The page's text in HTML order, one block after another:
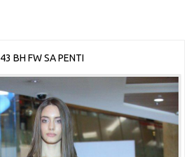
43 BH FW SA PENTI